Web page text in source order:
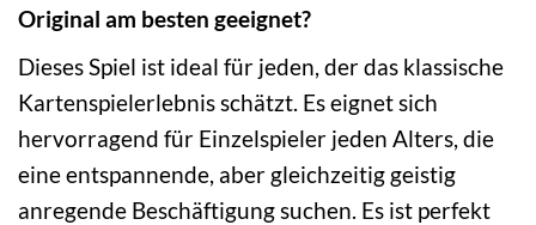
Original am besten geeignet?
Dieses Spiel ist ideal für jeden, der das klassische
Kartenspielerlebnis schätzt. Es eignet sich
hervorragend für Einzelspieler jeden Alters, die
eine entspannende, aber gleichzeitig geistig
anregende Beschäftigung suchen. Es ist perfekt